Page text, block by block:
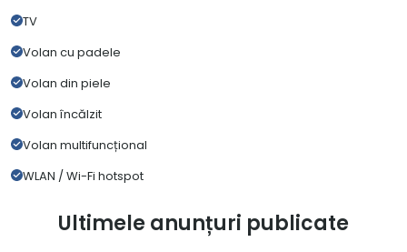
TV
Volan cu padele
Volan din piele
Volan încălzit
Volan multifuncțional
WLAN / Wi-Fi hotspot
Ultimele anunțuri publicate